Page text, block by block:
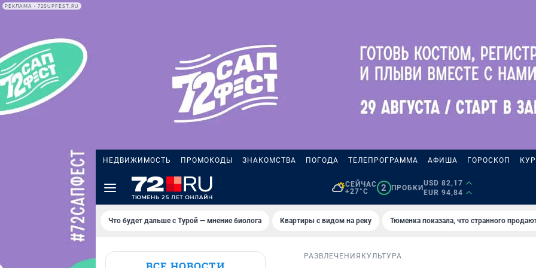
РЕКЛАМА • 72SUPFEST.RU
НЕДВИЖИМОСТЬ ПРОМОКОДЫ ЗНАКОМСТВА ПОГОДА ТЕЛЕПРОГРАММА АФИША ГОРОСКОП
СЕЙЧАС
+27°C
2 ПРОБКИ
USD 82,17
EUR 94,84
Что будет дальше с Турой — мнение биолога Квартиры с видом на реку Тюменка показала, что странного
РАЗВЛЕЧЕНИЯ КУЛЬТУРА